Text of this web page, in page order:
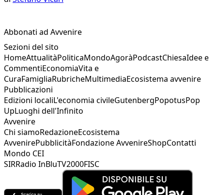
Abbonati ad Avvenire
Sezioni del sito
HomeAttualitàPoliticaMondoAgoràPodcastChiesaIdee e
CommentiEconomiaVita e
CuraFamigliaRubricheMultimediaEcosistema avvenire
Pubblicazioni
Edizioni localiL'economia civileGutenbergPopotusPop
UpLuoghi dell'Infinito
Avvenire
Chi siamoRedazioneEcosistema
AvvenirePubblicitàFondazione AvvenireShopContatti
Mondo CEI
SIRRadio InBluTV2000FISC